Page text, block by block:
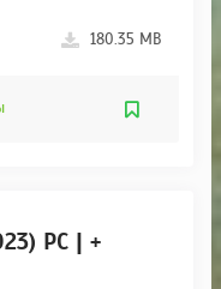
180.35 MB
РС | +